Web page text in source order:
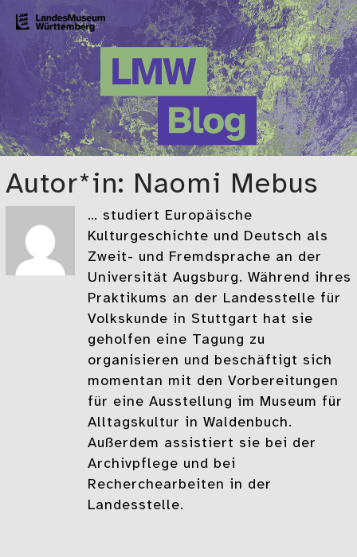
Zum Hauptinhalt springen
LMW-Blog
Der Blog des Landesmuseums Württemberg
Autor*in: Naomi Mebus
… studiert Europäische
Kulturgeschichte und Deutsch als
Zweit- und Fremdsprache an der
Universität Augsburg. Während ihres
Praktikums an der Landesstelle für
Volkskunde in Stuttgart hat sie
geholfen eine Tagung zu
organisieren und beschäftigt sich
momentan mit den Vorbereitungen
für eine Ausstellung im Museum für
Alltagskultur in Waldenbuch.
Außerdem assistiert sie bei der
Archivpflege und bei
Recherchearbeiten in der
Landesstelle.